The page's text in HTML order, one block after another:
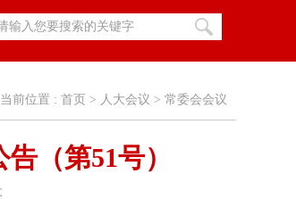
当前位置 : 首页 > 人大会议 > 常委会会议
（第51号）